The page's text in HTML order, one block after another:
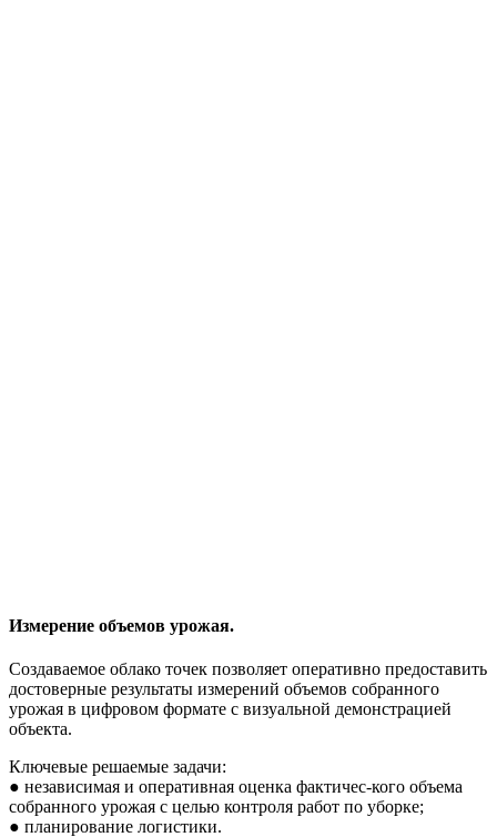
Измерение объемов урожая.
Создаваемое облако точек позволяет оперативно предоставить
достоверные результаты измерений объемов собранного
урожая в цифровом формате с визуальной демонстрацией
объекта.
Ключевые решаемые задачи:
● независимая и оперативная оценка фактичес-кого объема
собранного урожая с целью контроля работ по уборке;
● планирование логистики.